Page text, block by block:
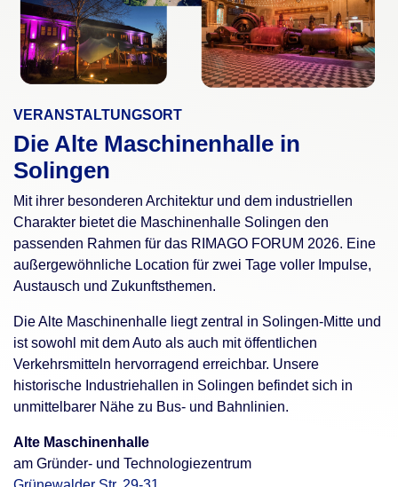
VERANSTALTUNGSORT
Die Alte Maschinenhalle in
Solingen
Mit ihrer besonderen Architektur und dem industriellen
Charakter bietet die Maschinenhalle Solingen den
passenden Rahmen für das RIMAGO FORUM 2026. Eine
außergewöhnliche Location für zwei Tage voller Impulse,
Austausch und Zukunftsthemen.
Die Alte Maschinenhalle liegt zentral in Solingen-Mitte und
ist sowohl mit dem Auto als auch mit öffentlichen
Verkehrsmitteln hervorragend erreichbar. Unsere
historische Industriehallen in Solingen befindet sich in
unmittelbarer Nähe zu Bus- und Bahnlinien.
Alte Maschinenhalle
am Gründer- und Technologiezentrum